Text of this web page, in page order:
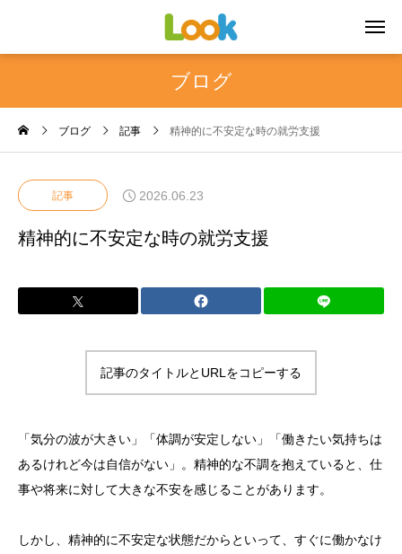
ブログ
ブログ 記事 精神的に不安定な時の就労支援
記事 2026.06.23
精神的に不安定な時の就労支援
記事のタイトルとURLをコピーする
「気分の波が大きい」「体調が安定しない」「働きたい気持ちは
あるけれど今は自信がない」。精神的な不調を抱えていると、仕
事や将来に対して大きな不安を感じることがあります。
しかし、精神的に不安定な状態だからといって、すぐに働かなけ